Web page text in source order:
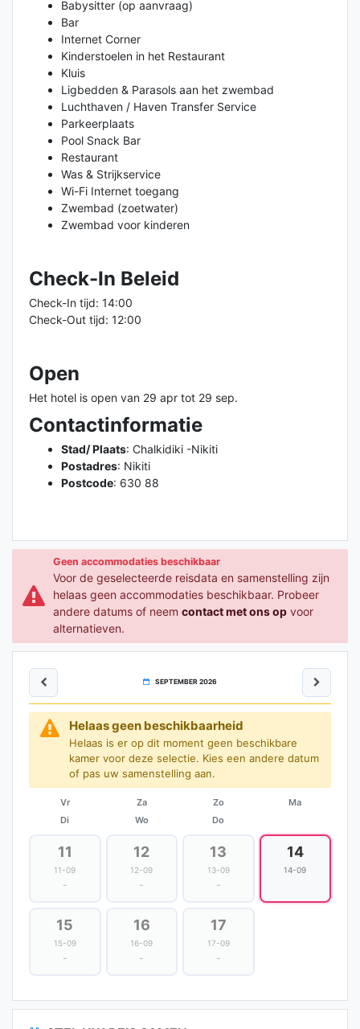
Babysitter (op aanvraag)
Bar
Internet Corner
Kinderstoelen in het Restaurant
Kluis
Ligbedden & Parasols aan het zwembad
Luchthaven / Haven Transfer Service
Parkeerplaats
Pool Snack Bar
Restaurant
Was & Strijkservice
Wi-Fi Internet toegang
Zwembad (zoetwater)
Zwembad voor kinderen
Check-In Beleid
Check-In tijd: 14:00
Check-Out tijd: 12:00
Open
Het hotel is open van 29 apr tot 29 sep.
Contactinformatie
Stad/ Plaats: Chalkidiki -Nikiti
Postadres: Nikiti
Postcode: 630 88
Geen accommodaties beschikbaar
Voor de geselecteerde reisdata en samenstelling zijn
helaas geen accommodaties beschikbaar. Probeer
andere datums of neem contact met ons opvoor
alternatieven.
SEPTEMBER 2026
Helaas geen beschikbaarheid
Helaas is er op dit moment geen beschikbare
kamer voor deze selectie. Kies een andere datum
of pas uw samenstelling aan.
Vr Za Zo
Ma
Di
Wo Do
11
11-09
-
12
12-09
-
13
13-09
-
14
14-09
15
15-09
-
16
16-09
-
17
17-09
-